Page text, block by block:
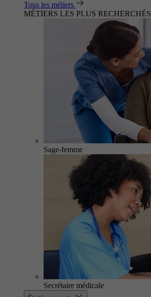
Tous les métiers
MÉTIERS LES PLUS RECHERCHÉS
Sage-femme
Secrétaire médicale